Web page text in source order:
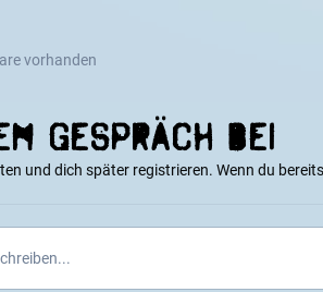
vorhanden
Gespräch bei
und dich später registrieren. Wenn du